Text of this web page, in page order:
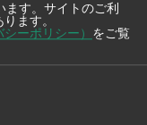
す。サイトのご利
ます。
ーポリシー） をご覧